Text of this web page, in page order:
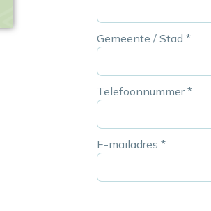
Gemeente / Stad *
Telefoonnummer*
E-mailadres *